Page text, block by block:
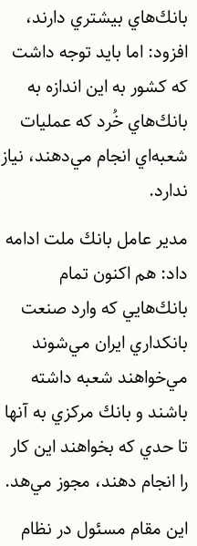
بانك‌هاي بيشتري دارند،
افزود: اما بايد توجه داشت
كه كشور به اين اندازه به
بانك‌هاي خُرد كه عمليات
شعبه‌اي انجام مي‌دهند، نياز
ندارد.
مدير عامل بانك ملت ادامه
داد:‌ هم اكنون تمام
بانك‌هايي كه وارد صنعت
بانكداري ايران مي‌شوند
مي‌خواهند شعبه داشته
باشند و بانك مركزي به آنها
تا حدي كه بخواهند اين كار
را انجام دهند، مجوز مي‌هد.
اين مقام مسئول در نظام